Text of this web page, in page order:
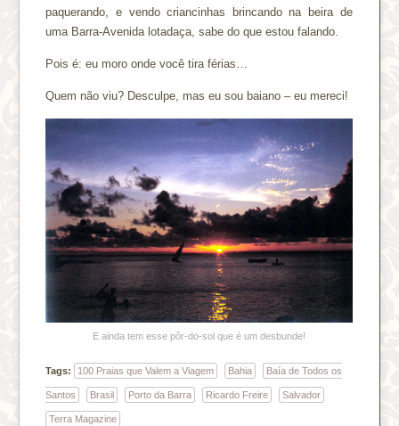
paquerando, e vendo criancinhas brincando na beira de
uma Barra-Avenida lotadaça, sabe do que estou falando.
Pois é: eu moro onde você tira férias…
Quem não viu? Desculpe, mas eu sou baiano – eu mereci!
E ainda tem esse pôr-do-sol que é um desbunde!
Tags: 100 Praias que Valem a Viagem Bahia Baía de Todos os
Santos Brasil Porto da Barra Ricardo Freire Salvador
Terra Magazine